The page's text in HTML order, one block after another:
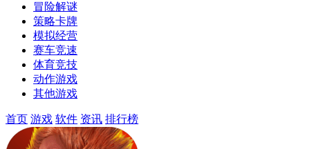
冒险解谜
策略卡牌
模拟经营
赛车竞速
体育竞技
动作游戏
其他游戏
首页 游戏 软件 资讯 排行榜